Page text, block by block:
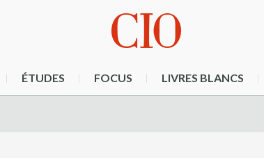
ÉTUDES FOCUS LIVRES BLANCS